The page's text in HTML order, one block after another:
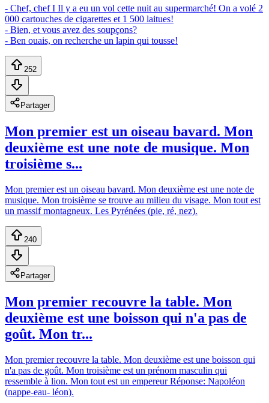
- Chef, chef I Il y a eu un vol cette nuit au supermarché! On a volé 2
000 cartouches de cigarettes et 1 500 laitues!
- Bien, et vous avez des soupçons?
- Ben ouais, on recherche un lapin qui tousse!
252
Partager
Mon premier est un oiseau bavard. Mon
deuxième est une note de musique. Mon
troisième s...
Mon premier est un oiseau bavard. Mon deuxième est une note de
musique. Mon troisième se trouve au milieu du visage. Mon tout est
un massif montagneux. Les Pyrénées (pie, ré, nez).
240
Partager
Mon premier recouvre la table. Mon
deuxième est une boisson qui n'a pas de
goût. Mon tr...
Mon premier recouvre la table. Mon deuxième est une boisson qui
n'a pas de goût. Mon troisième est un prénom masculin qui
ressemble à lion. Mon tout est un empereur Réponse: Napoléon
(nappe-eau- léon).